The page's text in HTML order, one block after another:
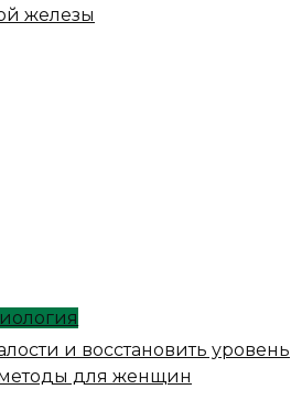
железы
и восстановить уровень
для женщин